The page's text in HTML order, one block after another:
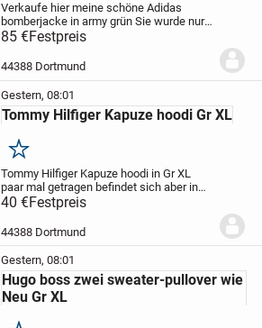
Verkaufe hier meine schöne Adidas
bomberjacke in army grün Sie wurde nur
paar mal getragen daher befindet sich in
einem top Zustand
Nichtraucher und keine Haustiere
85 €Festpreis
44388 Dortmund
Gestern, 08:01
Tommy Hilfiger Kapuze hoodi Gr XL
Merken
Tommy Hilfiger Kapuze hoodi in Gr XL
paar mal getragen befindet sich aber in
einem gepflegtem Zustand
Nichtraucher Haushalt und keine
Haustiere Abholung in Dortmund Versand
möglich zzgl...
40 €Festpreis
44388 Dortmund
Gestern, 08:01
Hugo boss zwei sweater-pullover wie
Neu Gr XL